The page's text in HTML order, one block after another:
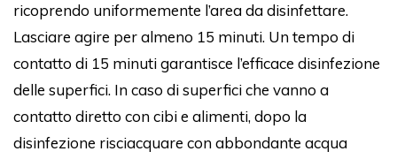
ricoprendo uniformemente l’area da disinfettare.
Lasciare agire per almeno 15 minuti. Un tempo di
contatto di 15 minuti garantisce l’efficace disinfezione
delle superfici. In caso di superfici che vanno a
contatto diretto con cibi e alimenti, dopo la
disinfezione risciacquare con abbondante acqua